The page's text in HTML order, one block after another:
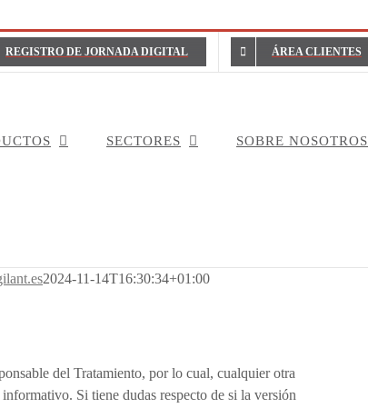
REGISTRO DE JORNADA DIGITAL ÁREA CLIENTES
SECTORES SOBRE NOSOTROS
2024-11-14T16:30:34+01:00
del Tratamiento, por lo cual, cualquier otra
Si tiene dudas respecto de si la versión